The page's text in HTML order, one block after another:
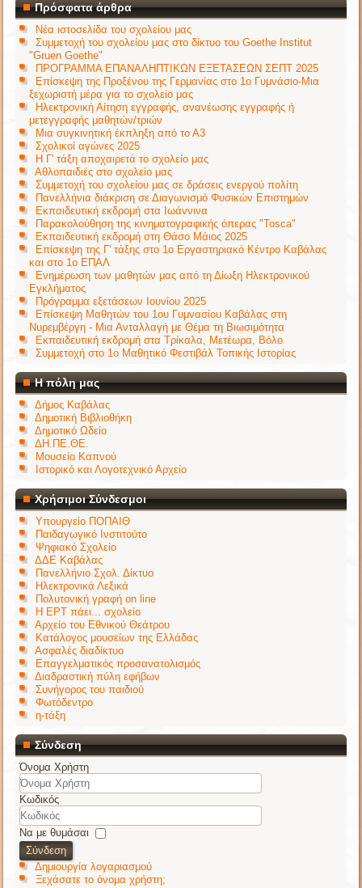
Πρόσφατα άρθρα
Νέα ιστοσελίδα του σχολείου μας
Συμμετοχή του σχολείου μας στο δίκτυο του Goethe Institut
"Gruen Goethe"
ΠΡΟΓΡΑΜΜΑ ΕΠΑΝΑΛΗΠΤΙΚΩΝ ΕΞΕΤΑΣΕΩΝ ΣΕΠΤ 2025
Επίσκεψη της Προξένου της Γερμανίας στο 1ο Γυμνάσιο-Μια
ξεχωριστή μέρα για το σχολείο μας
Ηλεκτρονική Αίτηση εγγραφής, ανανέωσης εγγραφής ή
μετεγγραφής μαθητών/τριών
Μια συγκινητική έκπληξη από το Α3
Σχολικοί αγώνες 2025
Η Γ' τάξη αποχαιρετά το σχολείο μας
Αθλοπαιδιές στο σχολείο μας
Συμμετοχή του σχολείου μας σε δράσεις ενεργού πολίτη
Πανελλήνια διάκριση σε Διαγωνισμό Φυσικών Επιστημών
Εκπαιδευτική εκδρομή στα Ιωάννινα
Παρακολούθηση της κινηματογραφικής όπερας "Tosca"
Εκπαιδευτική εκδρομή στη Θάσο Μάιος 2025
Επίσκεψη της Γ' τάξης στο 1ο Εργαστηριακό Κέντρο Καβάλας
και στο 1ο ΕΠΑΛ
Ενημέρωση των μαθητών μας από τη Δίωξη Ηλεκτρονικού
Εγκλήματος
Πρόγραμμα εξετάσεων Ιουνίου 2025
Επίσκεψη Μαθητών του 1ου Γυμνασίου Καβάλας στη
Νυρεμβέργη - Μια Ανταλλαγή με Θέμα τη Βιωσιμότητα
Εκπαιδευτική εκδρομή στα Τρίκαλα, Μετέωρα, Βόλο
Συμμετοχή στο 1ο Μαθητικό Φεστιβάλ Τοπικής Ιστορίας
Η πόλη μας
Δήμος Καβάλας
Δημοτική Βιβλιοθήκη
Δημοτικό Ωδείο
ΔΗ.ΠΕ.ΘΕ.
Μουσείο Καπνού
Ιστορικό και Λογοτεχνικό Αρχείο
Χρήσιμοι Σύνδεσμοι
Υπουργείο ΠΟΠΑΙΘ
Παιδαγωγικό Ινστιτούτο
Ψηφιακό Σχολείο
ΔΔΕ Καβάλας
Πανελλήνιο Σχολ. Δίκτυο
Ηλεκτρονικά Λεξικά
Πολυτονική γραφή on line
Η ΕΡΤ πάει... σχολείο
Αρχείο του Εθνικού Θεάτρου
Κατάλογος μουσείων της Ελλάδας
Ασφαλές διαδίκτυο
Επαγγελματικός προσανατολισμός
Διαδραστική πύλη εφήβων
Συνήγορος του παιδιού
Φωτόδεντρο
η-τάξη
Σύνδεση
Όνομα Χρήστη
Κωδικός
Να με θυμάσαι
Σύνδεση
Δημιουργία λογαριασμού
Ξεχάσατε το όνομα χρήστη;